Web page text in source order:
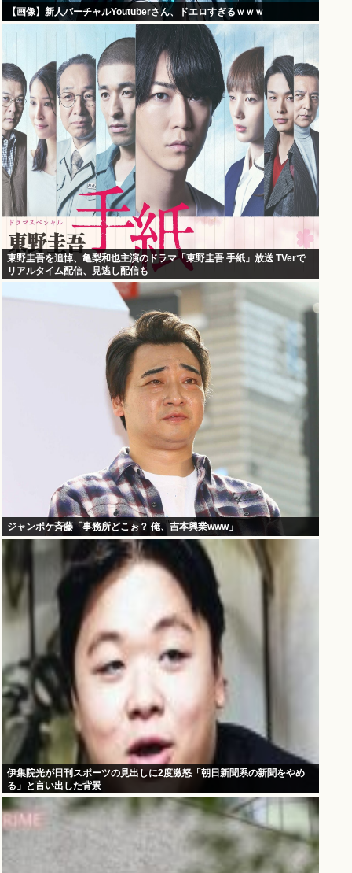
【画像】新人バーチャルYoutuberさん、ドエロすぎるｗｗｗ
東野圭吾を追悼、亀梨和也主演のドラマ「東野圭吾 手紙」放送 TVerで
リアルタイム配信、見逃し配信も
ジャンポケ斉藤「事務所どこぉ？ 俺、吉本興業www」
伊集院光が日刊スポーツの見出しに2度激怒「朝日新聞系の新聞をやめ
る」と言い出した背景